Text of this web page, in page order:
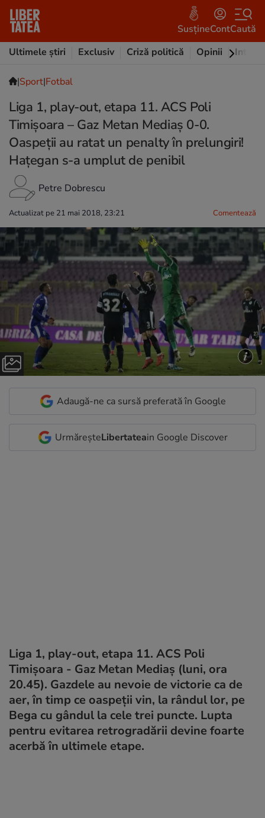
SusțineContCaută
Ultimele știri
Exclusiv Criză politică Opinii
|Sport|Fotbal
Liga 1, play-out, etapa 11. ACS Poli
Timișoara – Gaz Metan Mediaş 0-0.
Oaspeții au ratat un penalty în prelungiri!
Hațegan s-a umplut de penibil
Petre Dobrescu
Actualizat pe 21 mai 2018, 23:21 Comentează
Adaugă-ne ca sursă preferată în Google
UrmăreșteLibertateain Google Discover
Liga 1, play-out, etapa 11. ACS Poli
Timișoara - Gaz Metan Mediaş (luni, ora
20.45). Gazdele au nevoie de victorie ca de
aer, în timp ce oaspeții vin, la rândul lor, pe
Bega cu gândul la cele trei puncte. Lupta
pentru evitarea retrogradării devine foarte
acerbă în ultimele etape.